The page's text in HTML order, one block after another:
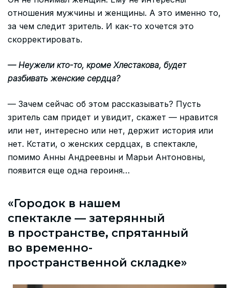
отношения мужчины и женщины. А это именно то,
за чем следит зритель. И как-то хочется это
скорректировать.
— Неужели кто-то, кроме Хлестакова, будет
разбивать женские сердца?
— Зачем сейчас об этом рассказывать? Пусть
зритель сам придет и увидит, скажет — нравится
или нет, интересно или нет, держит история или
нет. Кстати, о женских сердцах, в спектакле,
помимо Анны Андреевны и Марьи Антоновны,
появится еще одна героиня…
«Городок в нашем
спектакле — затерянный
в пространстве, спрятанный
во временно-
пространственной складке»